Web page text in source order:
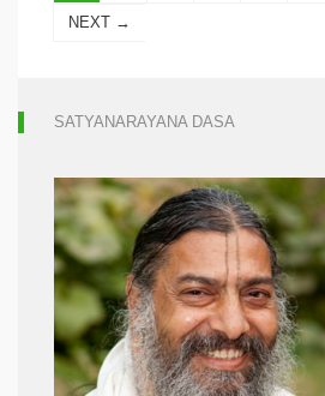
NEXT →
SATYANARAYANA DASA